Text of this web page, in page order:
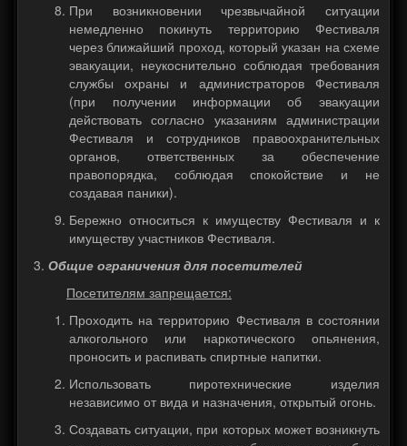
При возникновении чрезвычайной ситуации
немедленно покинуть территорию Фестиваля
через ближайший проход, который указан на схеме
эвакуации, неукоснительно соблюдая требования
службы охраны и администраторов Фестиваля
(при получении информации об эвакуации
действовать согласно указаниям администрации
Фестиваля и сотрудников правоохранительных
органов, ответственных за обеспечение
правопорядка, соблюдая спокойствие и не
создавая паники).
Бережно относиться к имуществу Фестиваля и к
имуществу участников Фестиваля.
Общие ограничения для посетителей
Посетителям запрещается:
Проходить на территорию Фестиваля в состоянии
алкогольного или наркотического опьянения,
проносить и распивать спиртные напитки.
Использовать пиротехнические изделия
независимо от вида и назначения, открытый огонь.
Создавать ситуации, при которых может возникнуть